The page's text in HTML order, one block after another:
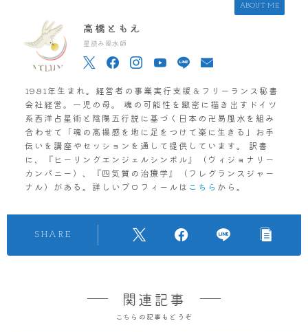
ABOUT ME
高橋ともえ
星読み風水師
1981年生まれ。経営者の事業実行支援＆フリーランス秘書
会社経営。一児の母。 魂の可能性を緻密に描き出すドイツ
系西洋占星術と陰陽五行説に基づく日本の卍易風水を組み
合わせて「魂の高揚感を地に足をつけて楽に生きる」お手
伝いを講座やセッションを通して提供しています。 訳書
に、『ヒーリングエンジェルシンボル』（ヴィジョナリー
カンパニー）、『四気質の治療学』（フレグランスジャー
ナル）がある。詳しいプロフィールは こちら から。
SHARE
関連記事
こちらの記事もどうぞ